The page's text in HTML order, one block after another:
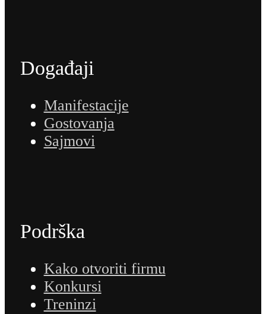
Događaji
Manifestacije
Gostovanja
Sajmovi
Podrška
Kako otvoriti firmu
Konkursi
Treninzi